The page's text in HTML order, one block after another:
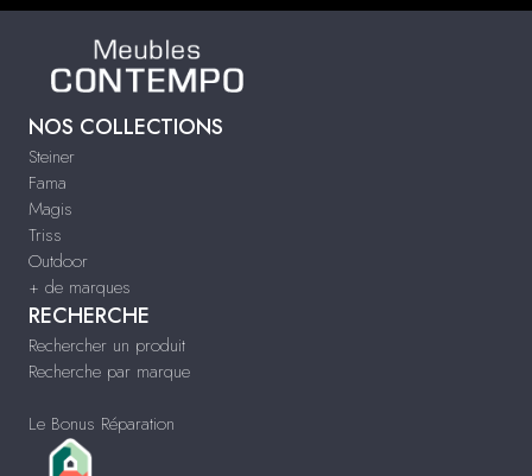
NOS COLLECTIONS
Steiner
Fama
Magis
Triss
Outdoor
+ de marques
RECHERCHE
Rechercher un produit
Recherche par marque
Le Bonus Réparation